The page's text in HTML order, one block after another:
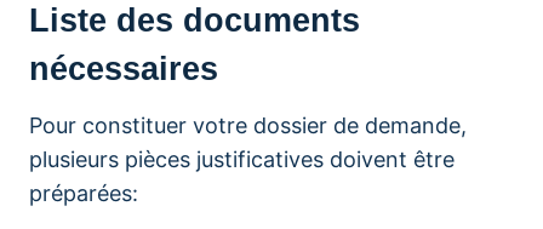
Liste des documents
nécessaires
Pour constituer votre dossier de demande,
plusieurs pièces justificatives doivent être
préparées: